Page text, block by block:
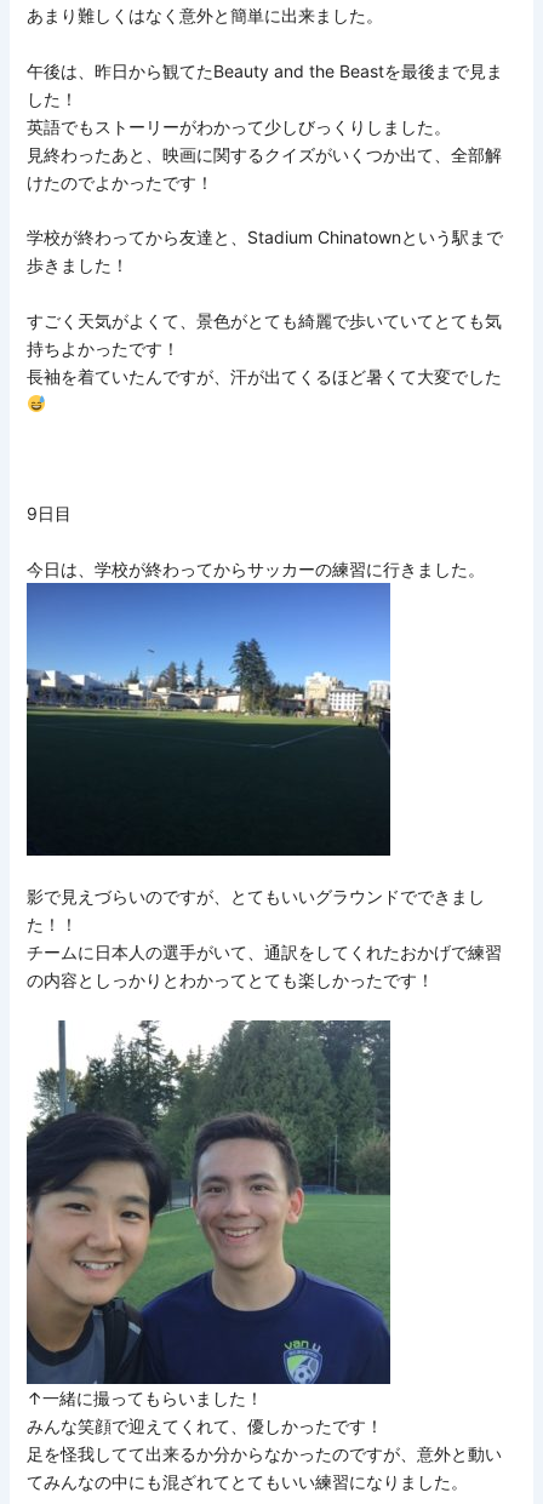
あまり難しくはなく意外と簡単に出来ました。
午後は、昨日から観てたBeauty and the Beastを最後まで見ま
した！
英語でもストーリーがわかって少しびっくりしました。
見終わったあと、映画に関するクイズがいくつか出て、全部解
けたのでよかったです！
学校が終わってから友達と、Stadium Chinatownという駅まで
歩きました！
すごく天気がよくて、景色がとても綺麗で歩いていてとても気
持ちよかったです！
長袖を着ていたんですが、汗が出てくるほど暑くて大変でした
9日目
今日は、学校が終わってからサッカーの練習に行きました。
影で見えづらいのですが、とてもいいグラウンドでできまし
た！！
チームに日本人の選手がいて、通訳をしてくれたおかげで練習
の内容としっかりとわかってとても楽しかったです！
↑一緒に撮ってもらいました！
みんな笑顔で迎えてくれて、優しかったです！
足を怪我してて出来るか分からなかったのですが、意外と動い
てみんなの中にも混ざれてとてもいい練習になりました。